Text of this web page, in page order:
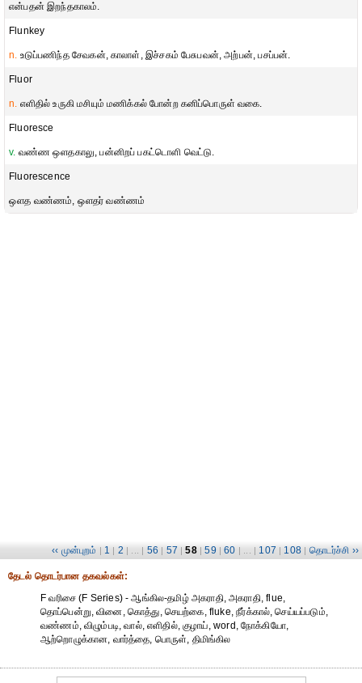
என்பதன் இறந்தகாலம்.
Flunkey
n. உடுப்பணிந்த சேவகன், காலாள், இச்சகம் பேசுபவன், அற்பன், பசப்பன்.
Fluor
n. எளிதில் உருகி மசியும் மணிக்கல் போன்ற கனிப்பொருள் வகை.
Fluoresce
v. வண்ண ஔதகாலு, பன்னிறப் பகட்டொளி வெட்டு.
Fluorescence
ஔத வண்ணம், ஔதர் வண்ணம்
‹‹ முன்புறம் | 1 | 2 | ... | 56 | 57 | 58 | 59 | 60 | ... | 107 | 108 | தொடர்ச்சி ››
தேட‌ல் தொட‌ர்பான தகவ‌ல்க‌ள்:
F வரிசை (F Series) - ஆங்கில-தமிழ் அகராதி, அகராதி, flue,
தொப்பென்று, வினை, கொத்து, செயற்கை, fluke, நீர்க்கால், செய்யப்படும்,
வண்ணம், விழும்படி, வால், எளிதில், குழாய், word, நோக்கியோ,
ஆற்றொழுக்கான, வார்த்தை, பொருள், திமிங்கில